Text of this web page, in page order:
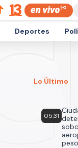
Deportes
Lo Último
05:31